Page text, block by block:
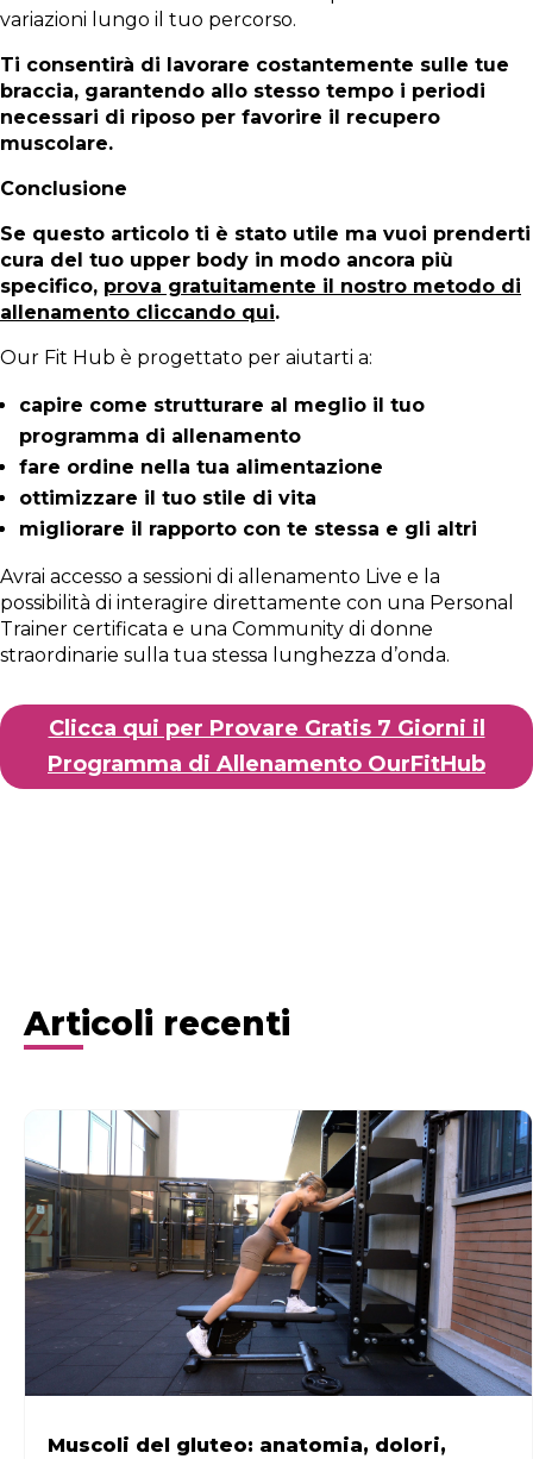
variazioni lungo il tuo percorso.
Ti consentirà di lavorare costantemente sulle tue
braccia, garantendo allo stesso tempo i periodi
necessari di riposo per favorire il recupero
muscolare.
Conclusione
Se questo articolo ti è stato utile ma vuoi prenderti
cura del tuo upper body in modo ancora più
specifico, prova gratuitamente il nostro metodo di
allenamento cliccando qui.
Our Fit Hub è progettato per aiutarti a:
capire come strutturare al meglio il tuo
programma di allenamento
fare ordine nella tua alimentazione
ottimizzare il tuo stile di vita
migliorare il rapporto con te stessa e gli altri
Avrai accesso a sessioni di allenamento Live e la
possibilità di interagire direttamente con una Personal
Trainer certificata e una Community di donne
straordinarie sulla tua stessa lunghezza d’onda.
Clicca qui per Provare Gratis 7 Giorni il
Programma di Allenamento OurFitHub
Articoli recenti
Muscoli del gluteo: anatomia, dolori,